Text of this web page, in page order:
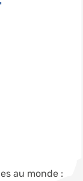
au monde :